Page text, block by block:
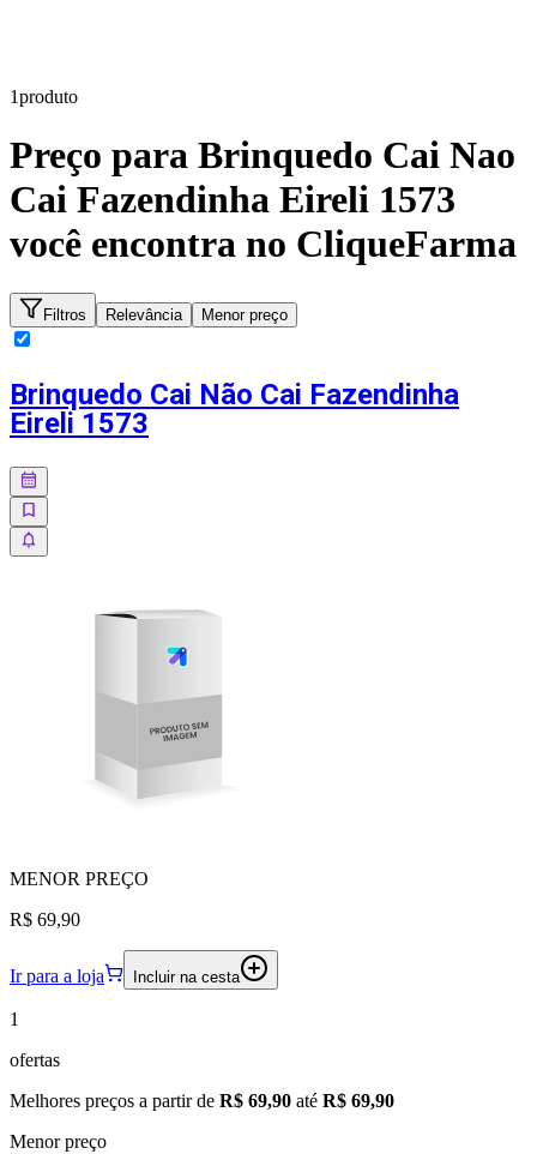
1produto
Preço para Brinquedo Cai Nao
Cai Fazendinha Eireli 1573
você encontra no CliqueFarma
Filtros Relevância Menor preço
Brinquedo Cai Não Cai Fazendinha
Eireli 1573
MENOR PREÇO
R$ 69,90
Ir para a loja Incluir na cesta
1
ofertas
Melhores preços a partir de R$ 69,90 até R$ 69,90
Menor preço